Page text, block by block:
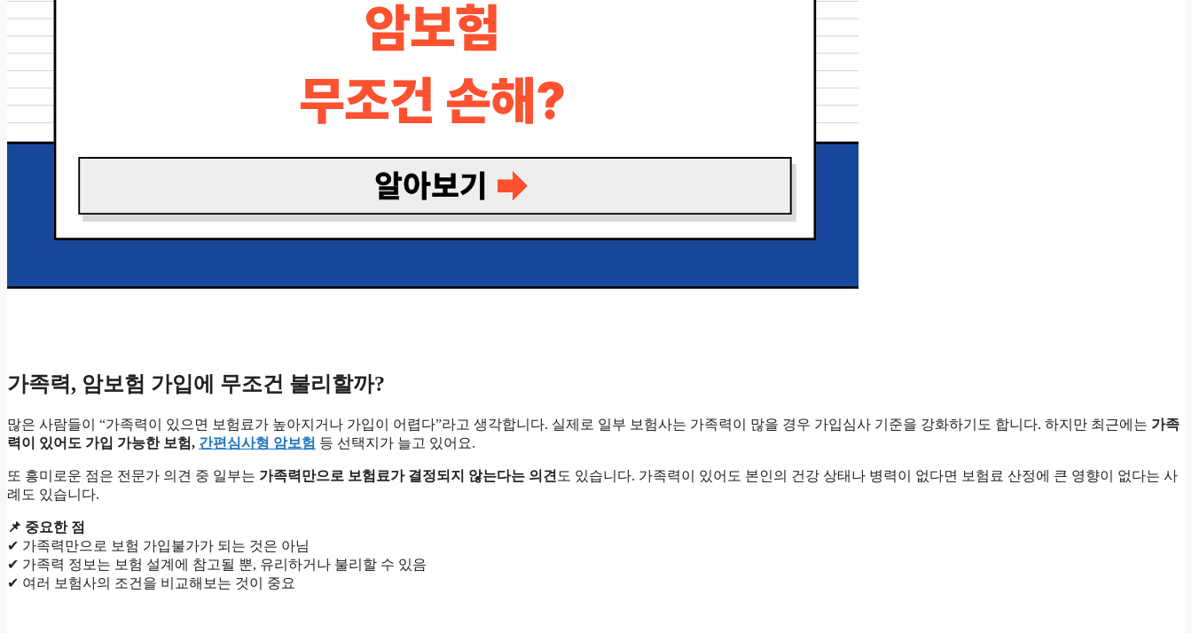
가족력, 암보험 가입에 무조건 불리할까?
많은 사람들이 “가족력이 있으면 보험료가 높아지거나 가입이 어렵다”라고 생각합니다. 실제로 일부 보험사는 가족력이 많을 경우 가입심사 기준을 강화하기도 합니다. 하지만 최근에는 가족
력이 있어도 가입 가능한 보험, 간편심사형 암보험 등 선택지가 늘고 있어요.
또 흥미로운 점은 전문가 의견 중 일부는 가족력만으로 보험료가 결정되지 않는다는 의견 도 있습니다. 가족력이 있어도 본인의 건강 상태나 병력이 없다면 보험료 산정에 큰 영향이 없다는 사
례도 있습니다.
📌 중요한 점
✔ 가족력만으로 보험 가입불가가 되는 것은 아님
✔ 가족력 정보는 보험 설계에 참고될 뿐, 유리하거나 불리할 수 있음
✔ 여러 보험사의 조건을 비교해보는 것이 중요